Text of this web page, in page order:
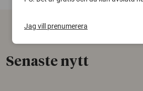
Senaste nytt
Jag vill prenumerera